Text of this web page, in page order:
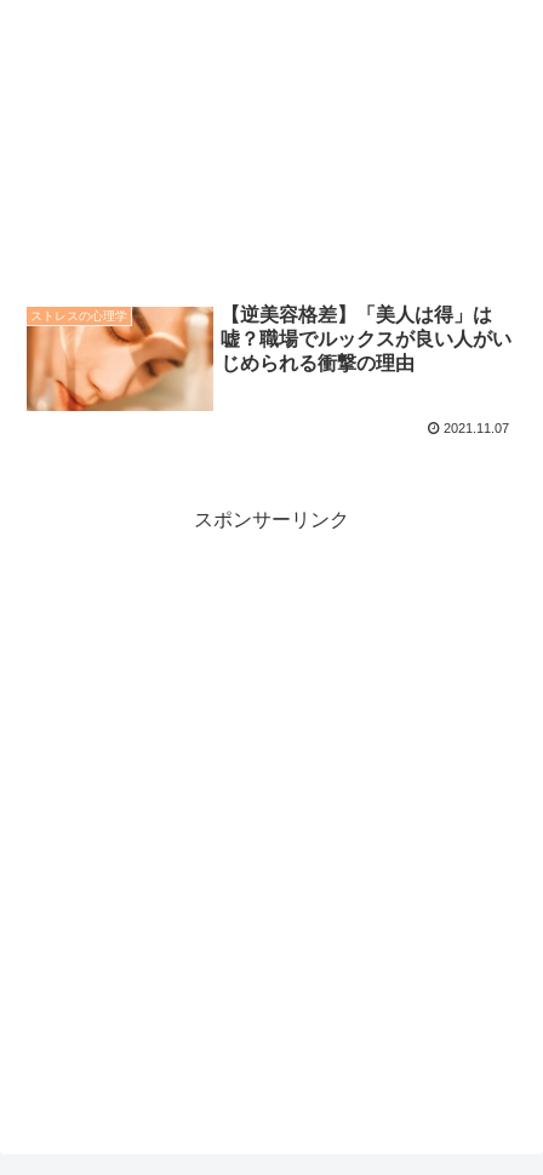
ストレスの心理学
【逆美容格差】「美人は得」は
嘘？職場でルックスが良い人がい
じめられる衝撃の理由
2021.11.07
スポンサーリンク